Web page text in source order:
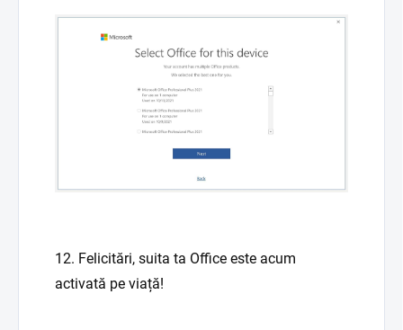
12. Felicitări, suita ta Office este acum
activată pe viață!